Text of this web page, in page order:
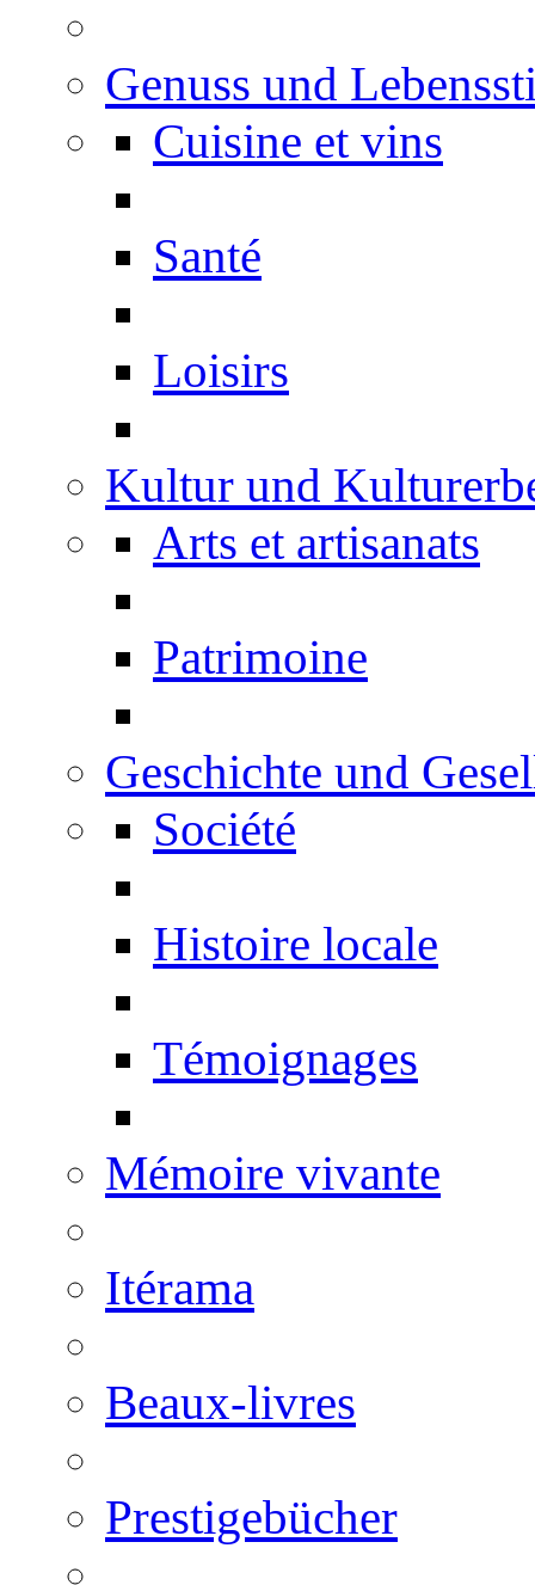
Genuss und
Cuisine et vins
Santé
Loisirs
Kultur und
Arts et artisanats
Patrimoine
Geschichte und
Société
Histoire locale
Témoignages
Mémoire vivante
Itérama
Beaux-livres
Prestigebücher